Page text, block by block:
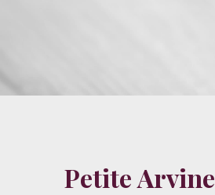
Petite Arvine